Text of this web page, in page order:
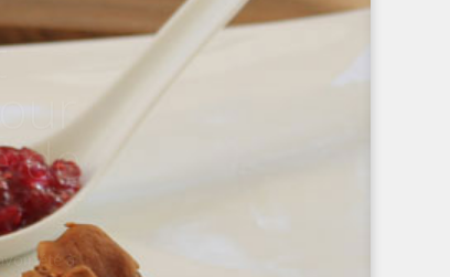
de
été à
choisi cette